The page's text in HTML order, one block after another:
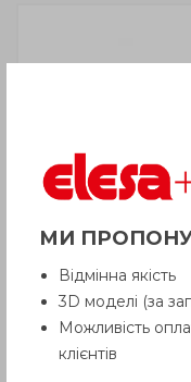
МИ
Відмінна якість
3D моделі (за
Можливість
клієнтів